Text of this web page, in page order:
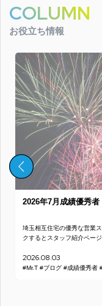
COLUMN
お役立ち情報
2026年7月成績優秀者
埼玉相互住宅の優秀な営業
クするとスタッフ紹介ページ
2026.08.03
#Mr.T #ブログ #成績優秀者